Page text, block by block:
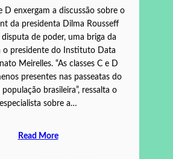
D enxergam a discussão sobre o
da presidenta Dilma Rousseff
de poder, uma briga da
o presidente do Instituto Data
Meirelles. “As classes C e D
presentes nas passeatas do
brasileira”, ressalta o
especialista sobre a…
Read More